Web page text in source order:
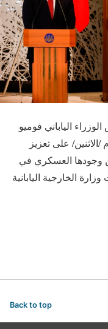
الوزراء الياباني فوميو
على تعزيز
وجودها العسكري في
الخارجية اليابانية
Back to top